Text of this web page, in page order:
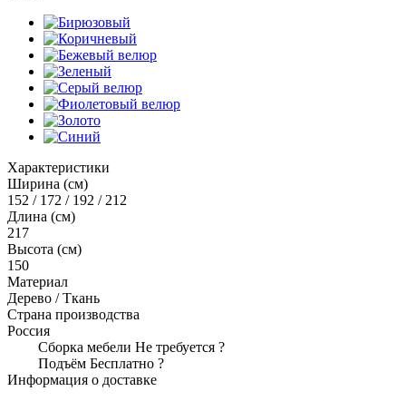
Характеристики
Ширина (см)
152 / 172 / 192 / 212
Длина (см)
217
Высота (см)
150
Материал
Дерево / Ткань
Страна производства
Россия
Сборка мебели Не требуется ?
Подъём Бесплатно ?
Информация о доставке